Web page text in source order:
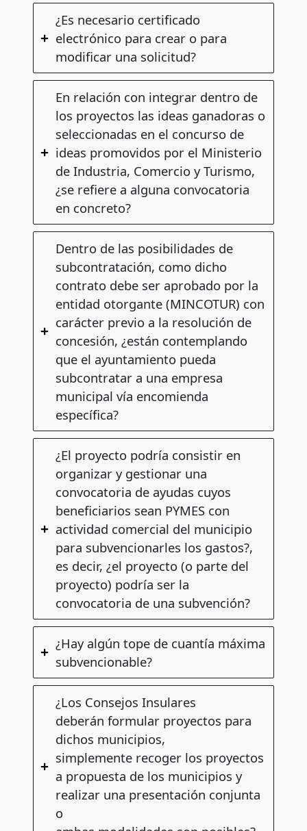
¿Es necesario certificado
electrónico para crear o para
modificar una solicitud?
En relación con integrar dentro de
los proyectos las ideas ganadoras o
seleccionadas en el concurso de
ideas promovidos por el Ministerio
de Industria, Comercio y Turismo,
¿se refiere a alguna convocatoria
en concreto?
Dentro de las posibilidades de
subcontratación, como dicho
contrato debe ser aprobado por la
entidad otorgante (MINCOTUR) con
carácter previo a la resolución de
concesión, ¿están contemplando
que el ayuntamiento pueda
subcontratar a una empresa
municipal vía encomienda
específica?
¿El proyecto podría consistir en
organizar y gestionar una
convocatoria de ayudas cuyos
beneficiarios sean PYMES con
actividad comercial del municipio
para subvencionarles los gastos?,
es decir, ¿el proyecto (o parte del
proyecto) podría ser la
convocatoria de una subvención?
¿Hay algún tope de cuantía máxima
subvencionable?
¿Los Consejos Insulares
deberán formular proyectos para
dichos municipios,
simplemente recoger los proyectos
a propuesta de los municipios y
realizar una presentación conjunta
o